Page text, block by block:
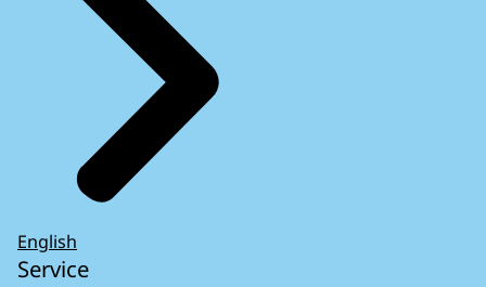
English
Service